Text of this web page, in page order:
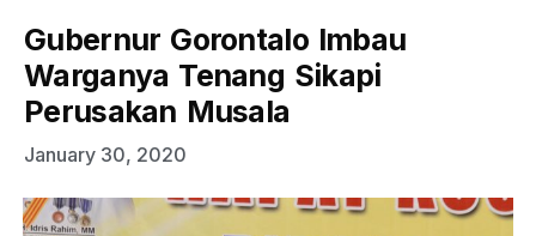
Gubernur Gorontalo Imbau
Warganya Tenang Sikapi
Perusakan Musala
January 30, 2020